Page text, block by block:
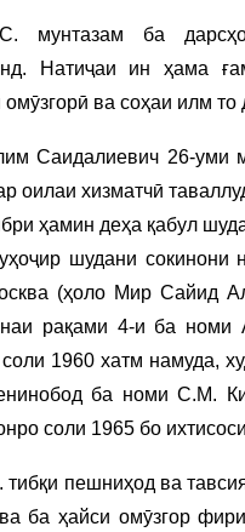
мунтазам ба
Натиҷаи ин ҳама
омӯзгорӣ ва соҳаи илм
Саидалиевич 26-уми
оилаи хизматчӣ
ҳамин деҳа қабул
шудани сокинони
(ҳоло Мир Сайид
рақами 4-и ба
1960 хатм намуда,
ба номи С.М.
соли 1965 бо
пешниҳод ва
ба ҳайси омӯзгор